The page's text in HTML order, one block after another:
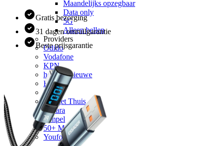
Maandelijks opzegbaar
Data only
5G
Alleen bellen
Providers
Odido
Vodafone
KPN
hollandsnieuwe
Ben
Simyo
Budget Thuis
Lebara
Simpel
50+ Mobiel
Youfone
Gratis bezorging
31 dagen omruilgarantie
Beste prijsgarantie